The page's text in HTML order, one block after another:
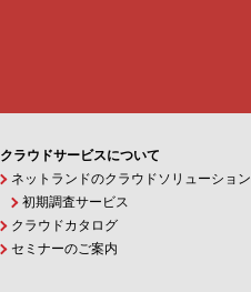
クラウドサービスについて
ネットランドのクラウドソリューション
初期調査サービス
クラウドカタログ
セミナーのご案内